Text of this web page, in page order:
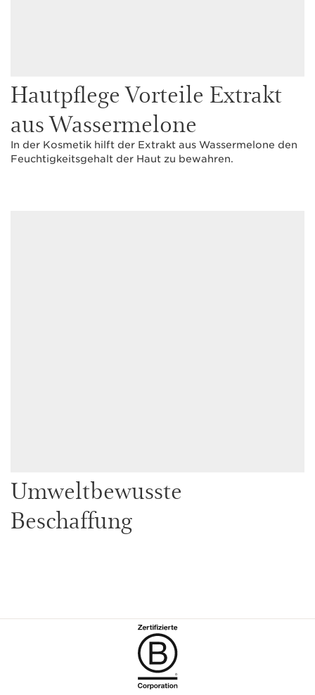
Hautpflege Vorteile Extrakt
aus Wassermelone
In der Kosmetik hilft der Extrakt aus Wassermelone den
Feuchtigkeitsgehalt der Haut zu bewahren.
Umweltbewusste
Beschaffung